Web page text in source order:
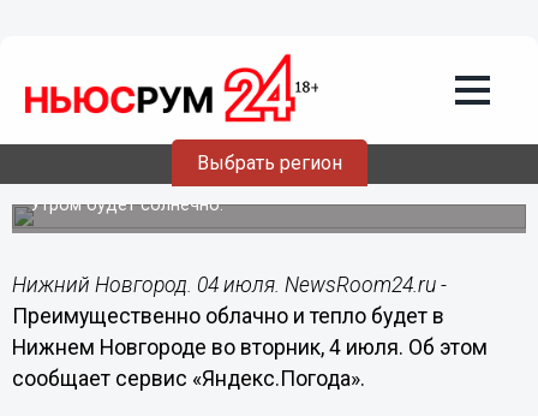
Выбрать регион
Облачная с прояснениями погода и до
+26°С ожидается в Нижнем Новгороде
Утром будет солнечно.
Нижний Новгород. 04 июля. NewsRoom24.ru -
Преимущественно облачно и тепло будет в
Нижнем Новгороде во вторник, 4 июля. Об этом
сообщает сервис «Яндекс.Погода».